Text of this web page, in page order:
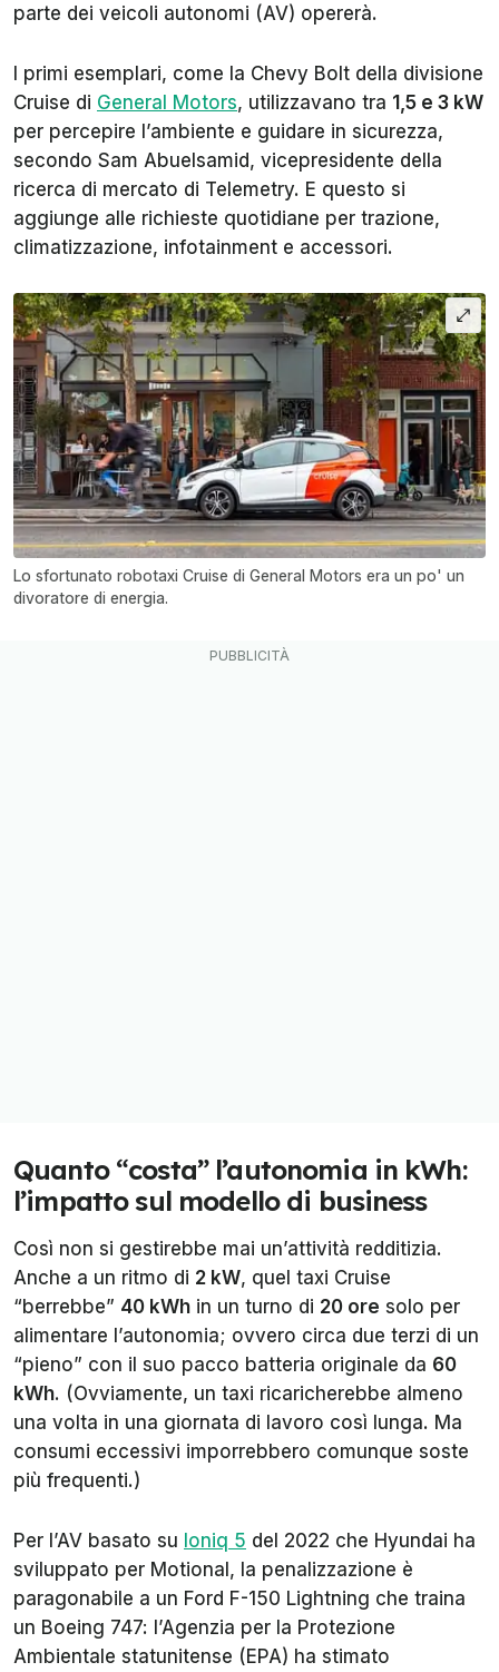
parte dei veicoli autonomi (AV) opererà.
I primi esemplari, come la Chevy Bolt della divisione
Cruise di General Motors, utilizzavano tra 1,5 e 3 kW
per percepire l’ambiente e guidare in sicurezza,
secondo Sam Abuelsamid, vicepresidente della
ricerca di mercato di Telemetry. E questo si
aggiunge alle richieste quotidiane per trazione,
climatizzazione, infotainment e accessori.
Lo sfortunato robotaxi Cruise di General Motors era un po' un
divoratore di energia.
Quanto “costa” l’autonomia in kWh:
l’impatto sul modello di business
Così non si gestirebbe mai un’attività redditizia.
Anche a un ritmo di 2 kW, quel taxi Cruise
“berrebbe” 40 kWh in un turno di 20 ore solo per
alimentare l’autonomia; ovvero circa due terzi di un
“pieno” con il suo pacco batteria originale da 60
kWh. (Ovviamente, un taxi ricaricherebbe almeno
una volta in una giornata di lavoro così lunga. Ma
consumi eccessivi imporrebbero comunque soste
più frequenti.)
Per l’AV basato su Ioniq 5 del 2022 che Hyundai ha
sviluppato per Motional, la penalizzazione è
paragonabile a un Ford F-150 Lightning che traina
un Boeing 747: l’Agenzia per la Protezione
Ambientale statunitense (EPA) ha stimato